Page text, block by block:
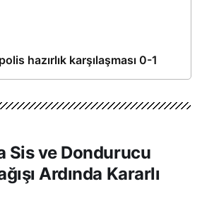
hazırlık karşılaşması 0-1
Sis ve Dondurucu
Ardında Kararlı